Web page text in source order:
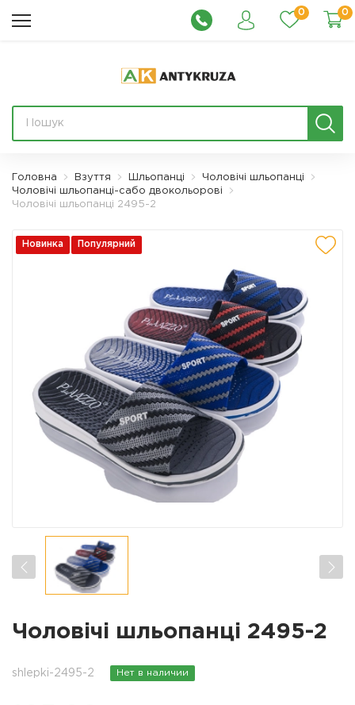
0 0
Головна Взуття Шльопанці
Чоловічі шльопанці
Чоловічі шльопанці-сабо двокольорові
Чоловічі шльопанці 2495-2
Новинка Популярний
Чоловічі шльопанці 2495-2
shlepki-2495-2 Нет в наличии